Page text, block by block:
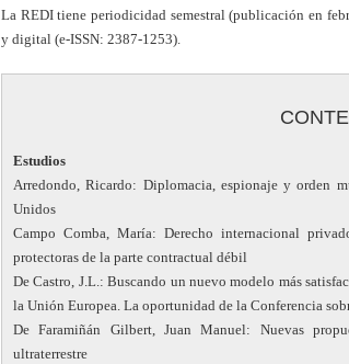
La REDI tiene periodicidad semestral (publicación en
y digital (e-ISSN: 2387-1253).
Estudios
Arredondo, Ricardo: Diplomacia, espionaje y orden
Unidos
Campo Comba, María: Derecho internacional
protectoras de la parte contractual débil
De Castro, J.L.: Buscando un nuevo modelo más
la Unión Europea. La oportunidad de la Conferencia
De Faramiñán Gilbert, Juan Manuel: Nuevas
ultraterrestre